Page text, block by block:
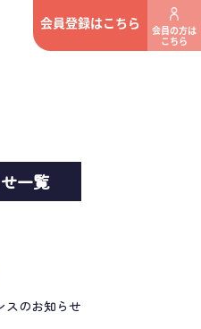
会員登録はこちら
会員の方は
こちら
一覧
スのお知らせ